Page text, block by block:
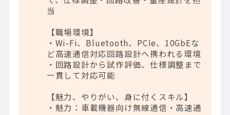
当
【職場環境】
・Wi-Fi、Bluetooth、PCIe、10GbEな
ど高速通信対応回路設計へ携われる環境
・回路設計から試作評価、仕様調整まで
一貫して対応可能
【魅力、やりがい、身に付くスキル】
・魅力：車載機器向け無線通信・高速通